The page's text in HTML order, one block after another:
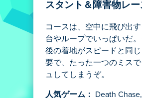
スタント＆障害物レー
コースは、空中に飛び出
台やループでいっぱいだ
後の着地がスピードと同
要で、たった一つのミス
ュしてしまうぞ。
人気ゲーム： Death